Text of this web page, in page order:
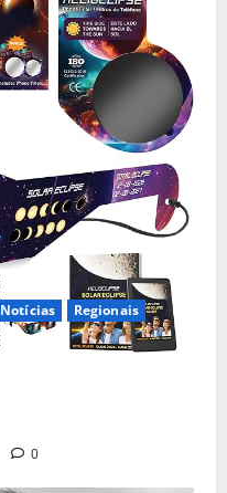
Notícias
Regionais
0